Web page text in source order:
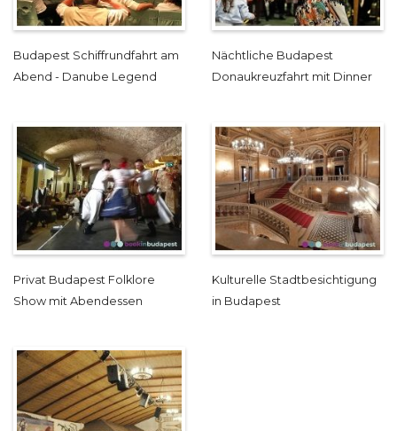
Budapest Schiffrundfahrt am
Abend - Danube Legend
Nächtliche Budapest
Donaukreuzfahrt mit Dinner
Privat Budapest Folklore
Show mit Abendessen
Kulturelle Stadtbesichtigung
in Budapest